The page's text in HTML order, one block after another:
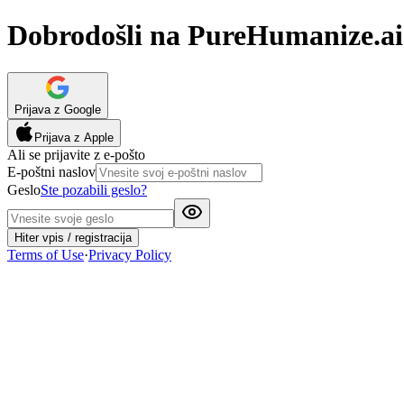
Dobrodošli na
Prijava z Google
Prijava z Apple
Ali se prijavite z e-pošto
E-poštni naslov
GesloSte pozabili geslo?
Hiter vpis / registracija
Terms of Use·Privacy Policy